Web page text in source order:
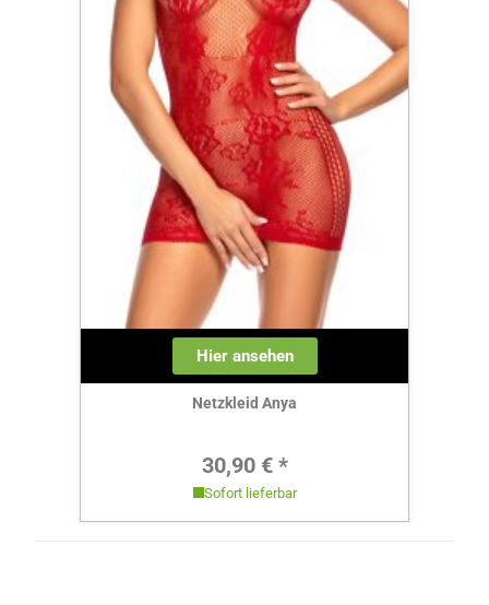
Hier ansehen
Netzkleid Anya
Regulärer Preis:
30,90 € *
Sofort lieferbar